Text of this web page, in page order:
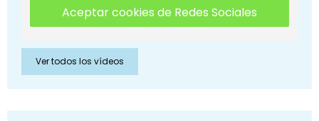
Aceptar cookies de Redes Sociales
Ver todos los vídeos